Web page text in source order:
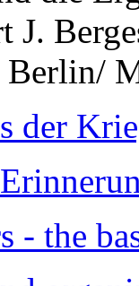
der
- the